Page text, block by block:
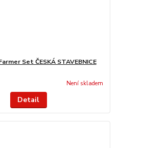
Set ČESKÁ STAVEBNICE
Není skladem
Detail